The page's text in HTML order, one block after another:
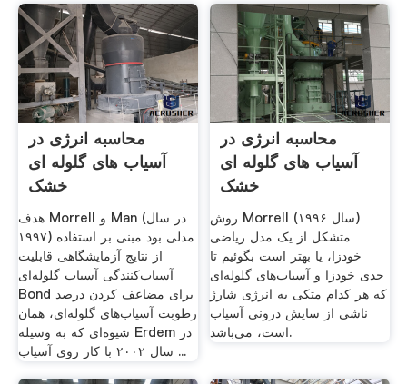
محاسبه انرژی در
آسیاب های گلوله ای
خشک
هدف Morrell و Man (در سال
۱۹۹۷) مدلی بود مبنی بر استفاده
از نتایج آزمایشگاهی قابلیت
آسیاب‌کنندگی آسیاب گلوله‌ای
Bond برای مضاعف کردن درصد
رطوبت آسیاب‌های گلوله‌ای، همان
شیوه‌ای که به وسیله Erdem در
سال ۲۰۰۲ با کار روی آسیاب ...
محاسبه انرژی در
آسیاب های گلوله ای
خشک
روش Morrell (سال ۱۹۹۶)
متشکل از یک مدل ریاضی
خودزا، یا بهتر است بگوئیم تا
حدی خودزا و آسیاب‌های گلوله‌ای
که هر کدام متکی به انرژی شارژ
ناشی از سایش درونی آسیاب
است، می‌باشد.